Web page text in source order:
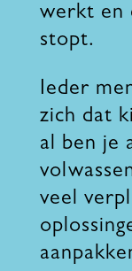
werkt en
stopt.
Ieder
zich dat
al ben je
veel